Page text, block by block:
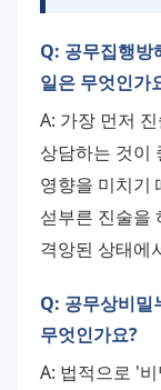
Q: 공무집행방
일은 무엇인가
A: 가장 먼저
상담하는 것이
영향을 미치기
섣부른 진술을
격앙된 상태에
Q: 공무상비밀
무엇인가요?
A: 법적으로 '